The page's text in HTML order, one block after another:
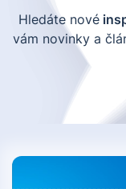
Hledáte nové
vám novinky a